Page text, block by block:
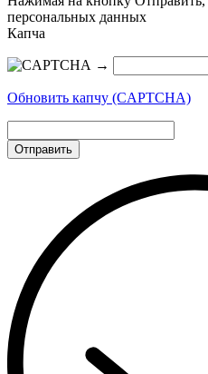
персональных данных
Капча
→
Обновить капчу (CAPTCHA)
Отправить